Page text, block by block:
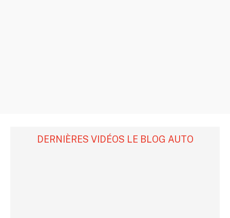
DERNIÈRES VIDÉOS LE BLOG AUTO